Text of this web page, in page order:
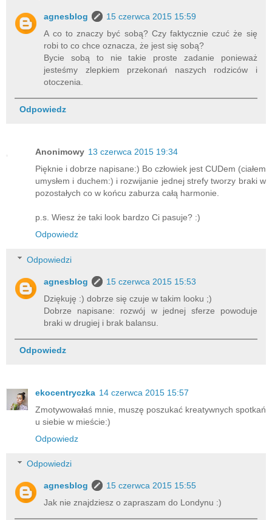
agnesblog
15 czerwca 2015 15:59
A co to znaczy być sobą? Czy faktycznie czuć że się
robi to co chce oznacza, że jest się sobą?
Bycie sobą to nie takie proste zadanie ponieważ
jesteśmy zlepkiem przekonań naszych rodziców i
otoczenia.
Odpowiedz
Anonimowy 13 czerwca 2015 19:34
Pięknie i dobrze napisane:) Bo człowiek jest CUDem (ciałem
umysłem i duchem:) i rozwijanie jednej strefy tworzy braki w
pozostałych co w końcu zaburza całą harmonie.
p.s. Wiesz że taki look bardzo Ci pasuje? :)
Odpowiedz
Odpowiedzi
agnesblog
15 czerwca 2015 15:53
Dziękuję :) dobrze się czuje w takim looku ;)
Dobrze napisane: rozwój w jednej sferze powoduje
braki w drugiej i brak balansu.
Odpowiedz
ekocentryczka 14 czerwca 2015 15:57
Zmotywowałaś mnie, muszę poszukać kreatywnych spotkań
u siebie w mieście:)
Odpowiedz
Odpowiedzi
agnesblog
15 czerwca 2015 15:55
Jak nie znajdziesz o zapraszam do Londynu :)